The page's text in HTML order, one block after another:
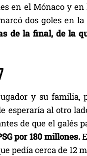
en el Mónaco y
dos goles en
de la final, de la
y su familia,
al otro
de que el galés
por 180 millones.
pedía cerca de 12